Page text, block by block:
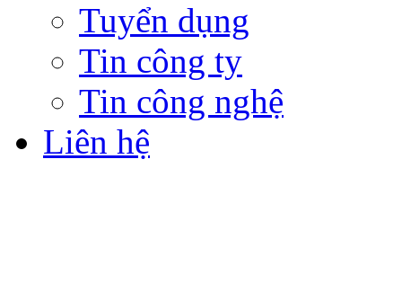
Tuyển dụng
Tin công ty
Tin công nghệ
Liên hệ